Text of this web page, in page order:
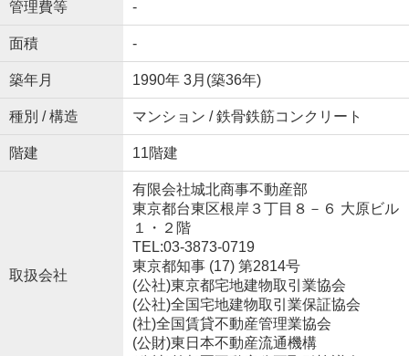
管理費等 -
面積 -
築年月 1990年 3月(築36年)
種別 / 構造 マンション / 鉄骨鉄筋コンクリート
階建 11階建
取扱会社
有限会社城北商事不動産部
東京都台東区根岸３丁目８－６ 大原ビル
１・２階
TEL:03-3873-0719
東京都知事 (17) 第2814号
(公社)東京都宅地建物取引業協会
(公社)全国宅地建物取引業保証協会
(社)全国賃貸不動産管理業協会
(公財)東日本不動産流通機構